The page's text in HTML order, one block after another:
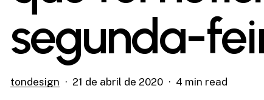
segunda-
tondesign 21 de abril de 2020 4 min read